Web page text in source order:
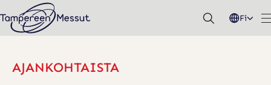
Hyppää
sisältöön
Fi
AJANKOHTAISTA
T